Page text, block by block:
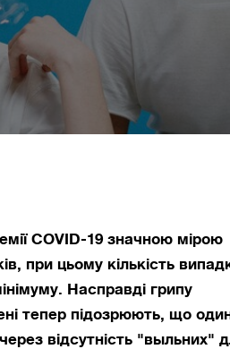
COVID-19 значною мірою
при цьому кількість
Насправді грипу
тепер підозрюють, що один
відсутність "выльних"